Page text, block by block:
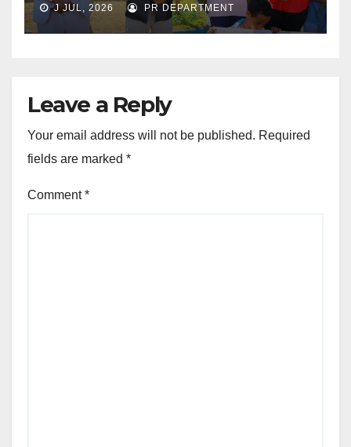
J JUL, 2026 PR DEPARTMENT
Leave a Reply
Your email address will not be published. Required
fields are marked *
Comment*